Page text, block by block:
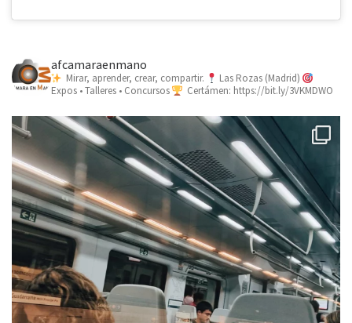
afcamaraenmano
Mirar, aprender, crear, compartir.
Las Rozas (Madrid)
Expos • Talleres • Concursos
Certámen: https://bit.ly/3VKMDWO